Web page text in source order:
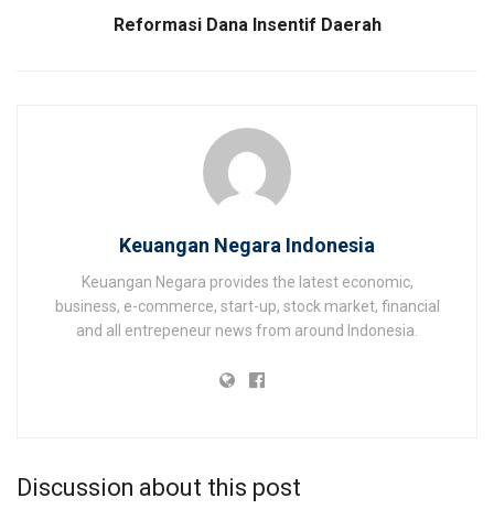
Reformasi Dana Insentif Daerah
Keuangan Negara Indonesia
Keuangan Negara provides the latest economic,
business, e-commerce, start-up, stock market, financial
and all entrepeneur news from around Indonesia.
Discussion about this post